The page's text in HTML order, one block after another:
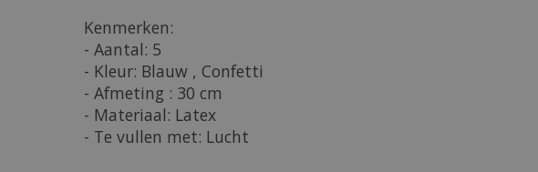
Kenmerken:
- Aantal: 5
- Kleur: Blauw , Confetti
- Afmeting : 30 cm
- Materiaal: Latex
- Te vullen met: Lucht